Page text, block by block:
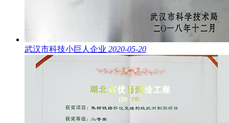
武汉市科技小巨人企业 2020-05-20